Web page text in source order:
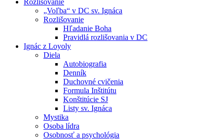
Rozlišovanie
„Voľba“ v DC sv. Ignáca
Rozlišovanie
Hľadanie Boha
Pravidlá rozlišovania v DC
Ignác z Loyoly
Diela
Autobiografia
Denník
Duchovné cvičenia
Formula Inštitútu
Konštitúcie SJ
Listy sv. Ignáca
Mystika
Osoba lídra
Osobnosť a psychológia